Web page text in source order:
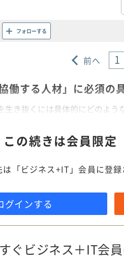
フォローする
前へ 1
働する人材」に必須の
き抜くには具体的にどのよう
この続きは会員限定
は「ビジネス+IT」会員に登
グインする
ぐビジネス＋IT会